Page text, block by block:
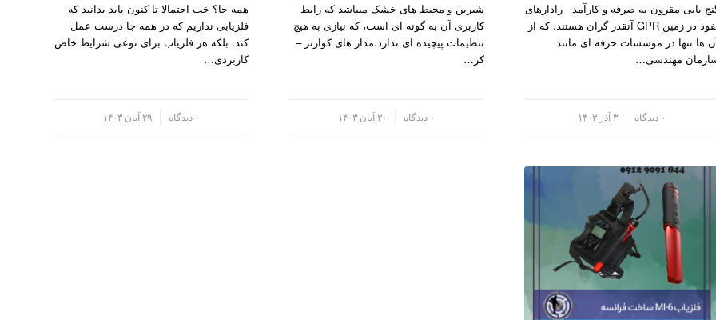
یابی مقرون به صرفه و کارآمد رادارهای
نفوذ در زمین GPR آنقدر گران هستند، که از
ها تنها در موسسات حرفه ای مانند
مهندسی…
۰ دیدگاه ۳ آذر ۱۴۰۳
شیرین و محیط های خشک میباشد که رابط
کاربری آن به گونه ای است، که نیازی به هیچ
تنظیمات پیچیده ای ندارد.مدار های کوارتز –
کر…
۰ دیدگاه ۳۰ آبان ۱۴۰۳
همه جا؟ خب احتمالا تا کنون باید بدانید که
فلزیابی نداریم که در همه جا درست عمل
کند. بلکه هر فلزیاب برای نوعی شرایط خاص
کاربردی…
۰ دیدگاه ۲۹ آبان ۱۴۰۳